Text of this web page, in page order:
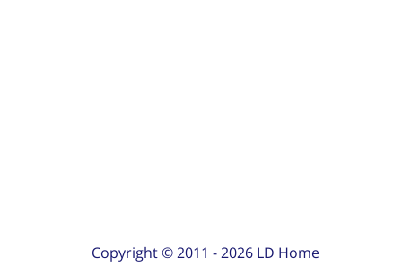
Copyright © 2011 -2026 LD Home